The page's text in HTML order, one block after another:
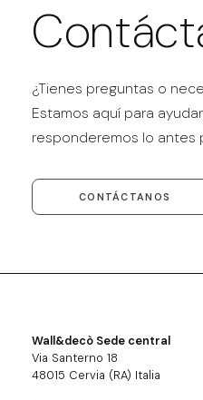
¿Tienes preguntas o
Estamos aquí para
responderemos lo antes
CONTÁCTANOS
Wall&decò Sede central
Via Santerno 18
48015 Cervia (RA) Italia